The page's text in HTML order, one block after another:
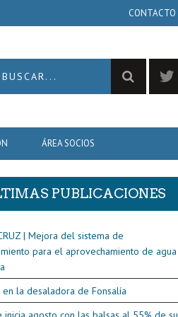
CONTACTO
ÁREA SOCIOS
PUBLICACIONES
| Mejora del sistema de
para el aprovechamiento de agua
en la desaladora de Fonsalía